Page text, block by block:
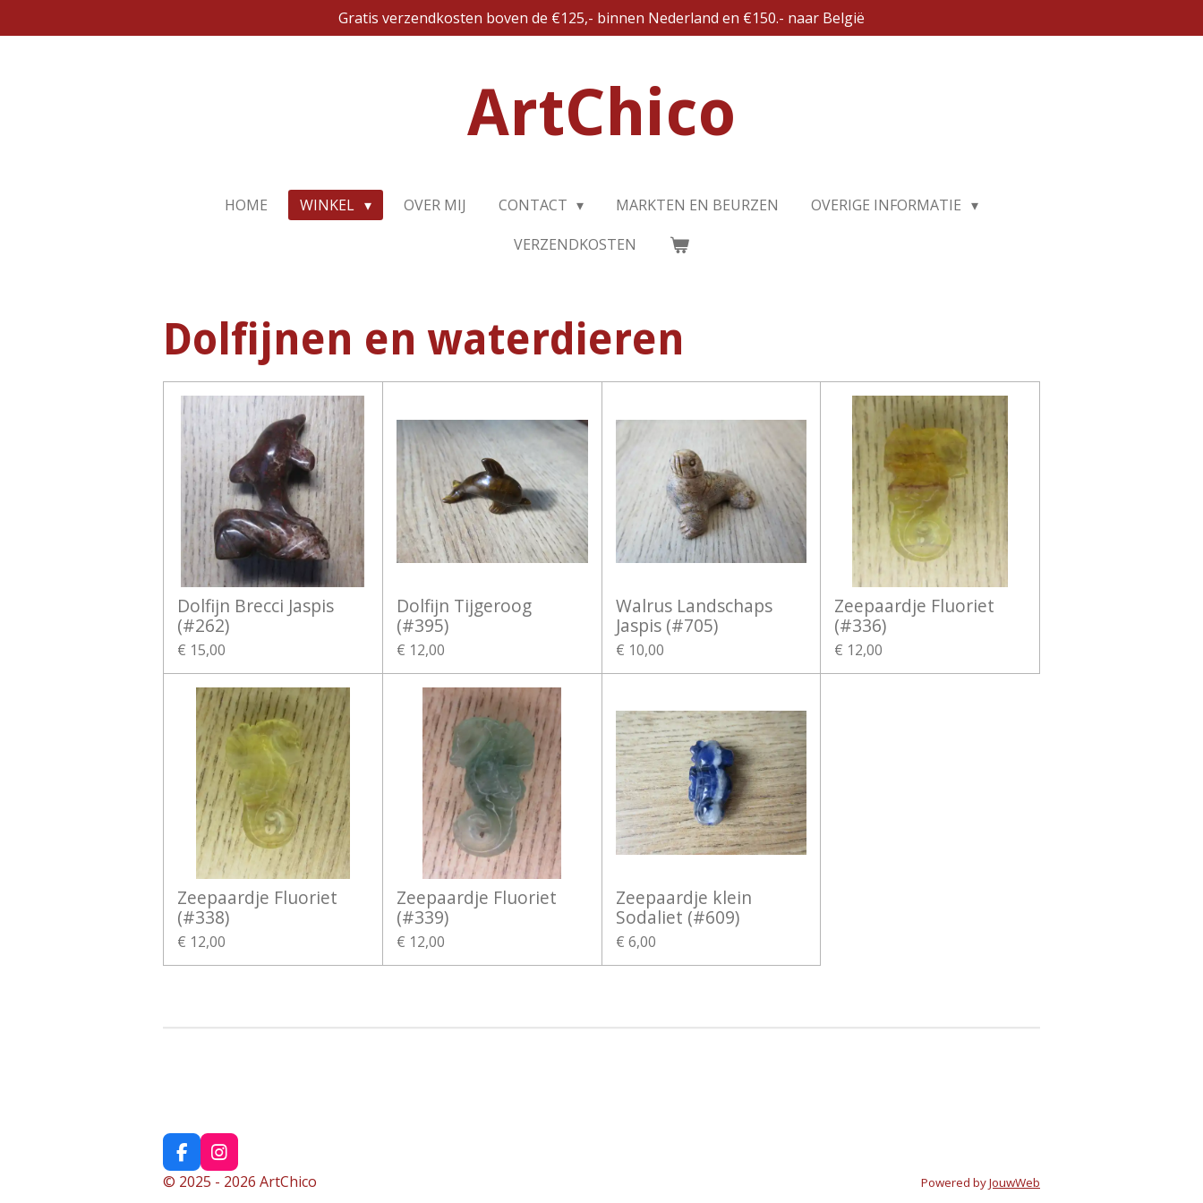
direct
Gratis verzendkosten boven de €125,- binnen Nederland en €150.- naar België
ArtChico
HOME WINKEL OVER MIJ CONTACT MARKTEN EN BEURZEN
OVERIGE INFORMATIE
VERZENDKOSTEN
Dolfijnen en waterdieren
Dolfijn Brecci Jaspis
(#262)
€ 15,00
Dolfijn Tijgeroog
(#395)
€ 12,00
Walrus Landschaps
Jaspis (#705)
€ 10,00
Zeepaardje Fluoriet
(#336)
€ 12,00
Zeepaardje Fluoriet
(#338)
€ 12,00
Zeepaardje Fluoriet
(#339)
€ 12,00
Zeepaardje klein
Sodaliet (#609)
€ 6,00
F
a
c
I
n
s
© 2025 - 2026 ArtChico Powered byJouwWeb